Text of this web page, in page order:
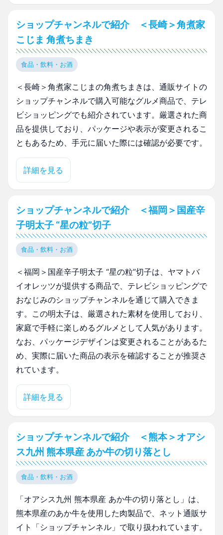
ショップチャンネルで紹介 ＜長崎＞角煮家
こじま 角煮ちまき
食品・飲料・お酒
＜長崎＞角煮家こじまの角煮ちまきは、通販サイトの
ショップチャンネルで購入可能なグルメ商品で、テレ
ビショッピングでも紹介されています。厳選された商
品を提供しており、パッケージや表示が変更されるこ
ともあるため、手元に届いた際には確認が必要です。
詳細を見る
ショップチャンネルで紹介 ＜福岡＞国産辛
子明太子 “星の粒”切子
食品・飲料・お酒
＜福岡＞国産辛子明太子 “星の粒”切子は、ヤマトバ
イオレッツが提供する商品で、テレビショッピングで
おなじみのショップチャンネルを通じて購入できま
す。この明太子は、厳選された素材を使用しており、
家庭で手軽に楽しめるグルメとして人気があります。
なお、パッケージデザインは変更されることがあるた
め、実際に届いた商品の表示を確認することが推奨さ
れています。
詳細を見る
ショップチャンネルで紹介 ＜熊本＞オアシ
ス九州 熊本県産 あか牛の切り落とし
食品・飲料・お酒
「オアシス九州 熊本県産 あか牛の切り落とし」は、
熊本県産のあか牛を使用した肉製品で、ネット通販サ
イト「ショップチャンネル」で取り扱われています。